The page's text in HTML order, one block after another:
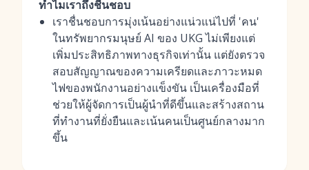
ทำไมเราถึงชื่นชอบ
เราชื่นชอบการมุ่งเน้นอย่างแน่วแน่ไปที่ 'คน'
ในทรัพยากรมนุษย์ AI ของ UKG ไม่เพียงแต่
เพิ่มประสิทธิภาพทางธุรกิจเท่านั้น แต่ยังตรวจ
สอบสัญญาณของความเครียดและภาวะหมด
ไฟของพนักงานอย่างแข็งขัน เป็นเครื่องมือที่
ช่วยให้ผู้จัดการเป็นผู้นำที่ดีขึ้นและสร้างสถาน
ที่ทำงานที่ยั่งยืนและเน้นคนเป็นศูนย์กลางมาก
ขึ้น